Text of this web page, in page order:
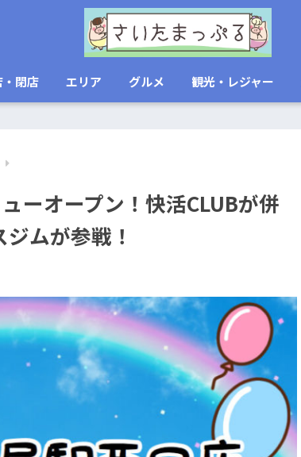
閉店 エリア グルメ 観光・レジャー
ーオープン！快活CLUBが併
ムが参戦！